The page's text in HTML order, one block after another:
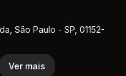
São Paulo - SP, 01152-
Ver mais